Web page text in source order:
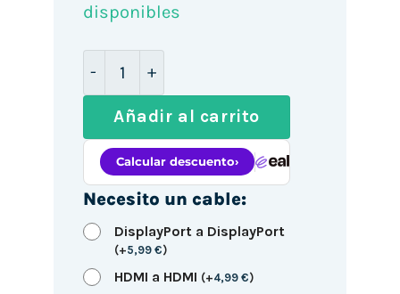
disponibles
Añadir al carrito
Necesito un cable:
DisplayPort a DisplayPort
(+5,99 €)
HDMI a HDMI (+4,99 €)